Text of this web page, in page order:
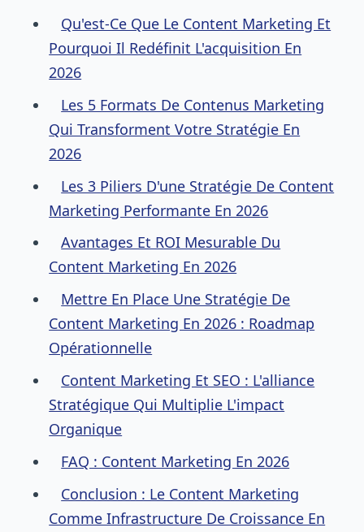
Qu'est-Ce Que Le Content Marketing Et
Pourquoi Il Redéfinit L'acquisition En
2026
Les 5 Formats De Contenus Marketing
Qui Transforment Votre Stratégie En
2026
Les 3 Piliers D'une Stratégie De Content
Marketing Performante En 2026
Avantages Et ROI Mesurable Du
Content Marketing En 2026
Mettre En Place Une Stratégie De
Content Marketing En 2026 : Roadmap
Opérationnelle
Content Marketing Et SEO : L'alliance
Stratégique Qui Multiplie L'impact
Organique
FAQ : Content Marketing En 2026
Conclusion : Le Content Marketing
Comme Infrastructure De Croissance En